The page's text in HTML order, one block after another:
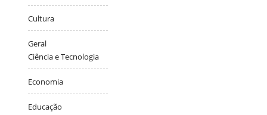
Cultura
Geral
Ciência e Tecnologia
Economia
Educação